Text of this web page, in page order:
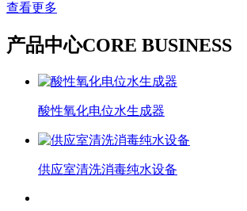
查看更多
产品中心CORE BUSINESS
酸性氧化电位水生成器
供应室清洗消毒纯水设备